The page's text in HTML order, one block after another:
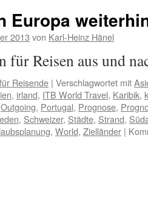
Europa
2013 von Karl-Heinz Hänel
für Reisen aus und
Reisende | Verschlagwortet mit
, irland, ITB World Travel, Karibik,
Outgoing, Portugal, Prognose,
, Schweizer, Städte, Strand,
, World, Zielländer |